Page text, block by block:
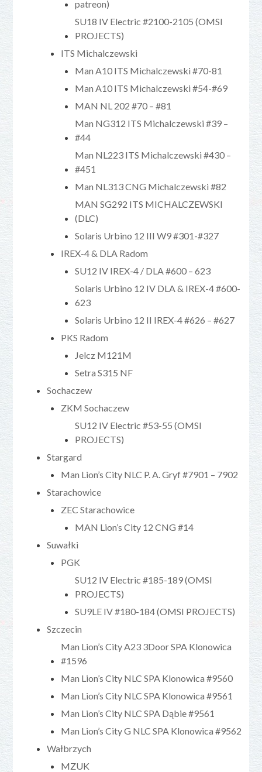
patreon)
SU18 IV Electric #2100-2105 (OMSI
PROJECTS)
ITS Michalczewski
Man A10 ITS Michalczewski #70-81
Man A10 ITS Michalczewski #54-#69
MAN NL 202 #70 – #81
Man NG312 ITS Michalczewski #39 –
#44
Man NL223 ITS Michalczewski #430 –
#451
Man NL313 CNG Michalczewski #82
MAN SG292 ITS MICHALCZEWSKI
(DLC)
Solaris Urbino 12 III W9 #301-#327
IREX-4 & DLA Radom
SU12 IV IREX-4 / DLA #600 – 623
Solaris Urbino 12 IV DLA & IREX-4 #600-
623
Solaris Urbino 12 II IREX-4 #626 – #627
PKS Radom
Jelcz M121M
Setra S315 NF
Sochaczew
ZKM Sochaczew
SU12 IV Electric #53-55 (OMSI
PROJECTS)
Stargard
Man Lion’s City NLC P. A. Gryf #7901 – 7902
Starachowice
ZEC Starachowice
MAN Lion’s City 12 CNG #14
Suwałki
PGK
SU12 IV Electric #185-189 (OMSI
PROJECTS)
SU9LE IV #180-184 (OMSI PROJECTS)
Szczecin
Man Lion’s City A23 3Door SPA Klonowica
#1596
Man Lion’s City NLC SPA Klonowica #9560
Man Lion’s City NLC SPA Klonowica #9561
Man Lion’s City NLC SPA Dąbie #9561
Man Lion’s City G NLC SPA Klonowica #9562
Wałbrzych
MZUK